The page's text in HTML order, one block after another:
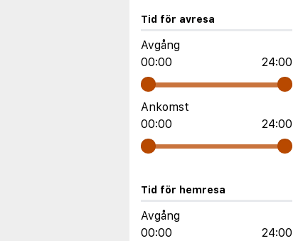
Tid för avresa
Avgång
00:00
24:00
Ankomst
00:00
24:00
Tid för hemresa
Avgång
00:00
24:00